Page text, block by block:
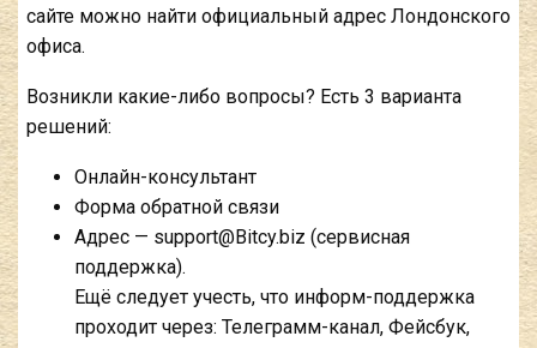
сайте можно найти официальный адрес Лондонского
офиса.
Возникли какие-либо вопросы? Есть 3 варианта
решений:
Онлайн-консультант
Форма обратной связи
Адрес — support@Bitcy.biz (сервисная
поддержка).
Ещё следует учесть, что информ-поддержка
проходит через: Телеграмм-канал, Фейсбук,